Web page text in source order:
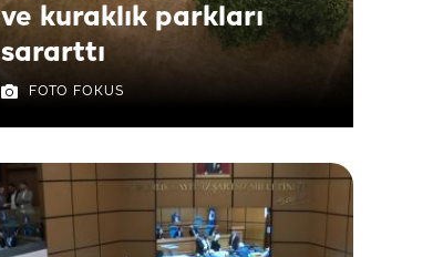
ve kuraklık parkları
sararttı
FOTO FOKUS